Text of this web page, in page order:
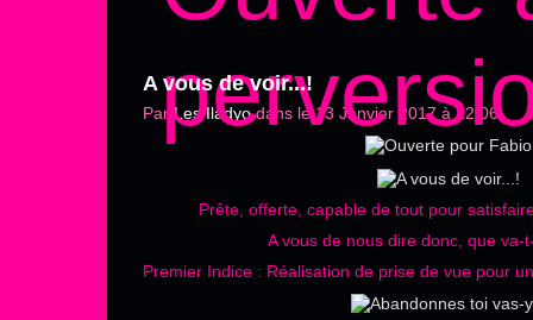
A vous de voir...!
Par Les Iladyodans le 13 Janvier 2017 à 12:06
Prête, offerte, capable de tout pour
A vous de nous dire donc, que va-
Premier Indice : Réalisation de prise de vue pour